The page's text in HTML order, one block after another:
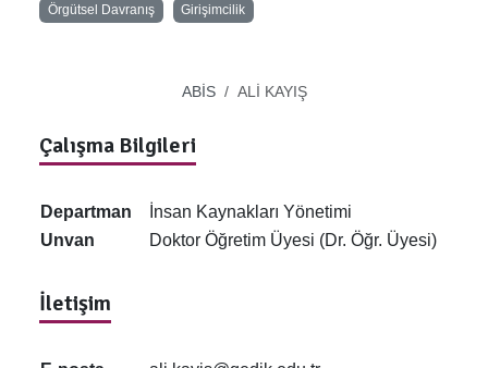
Örgütsel Davranış Girişimcilik
ABİS ALİ KAYIŞ
Çalışma Bilgileri
Departman
İnsan Kaynakları Yönetimi
Unvan
Doktor Öğretim Üyesi (Dr. Öğr. Üyesi)
İletişim